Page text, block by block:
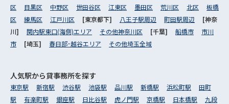
区
目黒区 中野区 世田谷区 江東区 墨田区 荒川区 北区
板橋
区
練馬区 江戸川区 [東京都下] 八王子駅周辺 町田駅周辺
[神奈
川] 関内駅東口(海側)エリア その他神奈川区 [千葉] 船橋市
市川
市
[埼玉] 春日部･越谷エリア その他埼玉全域
人気駅から貸事務所を探す
東京駅 新宿駅 渋谷駅 池袋駅 品川駅 新橋駅 浜松町駅
田町
駅
有楽町駅 銀座駅 日比谷駅 虎ノ門駅 京橋駅 日本橋駅
九段